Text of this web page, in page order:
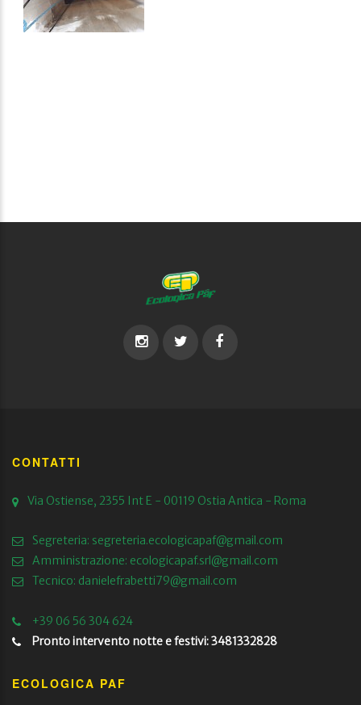
CONTATTI
Via Ostiense, 2355 Int E - 00119 Ostia Antica - Roma
Segreteria: segreteria.ecologicapaf@gmail.com
Amministrazione: ecologicapaf.srl@gmail.com
Tecnico: danielefrabetti79@gmail.com
+39 06 56 304 624
Pronto intervento notte e festivi: 3481332828
ECOLOGICA PAF